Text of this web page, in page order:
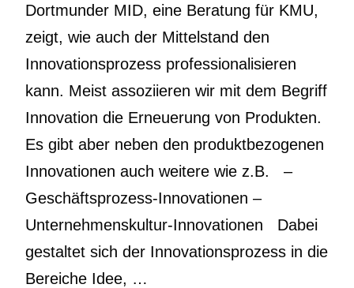
Dortmunder MID, eine Beratung für KMU,
zeigt, wie auch der Mittelstand den
Innovationsprozess professionalisieren
kann. Meist assoziieren wir mit dem Begriff
Innovation die Erneuerung von Produkten.
Es gibt aber neben den produktbezogenen
Innovationen auch weitere wie z.B. –
Geschäftsprozess-Innovationen –
Unternehmenskultur-Innovationen Dabei
gestaltet sich der Innovationsprozess in die
Bereiche Idee, …